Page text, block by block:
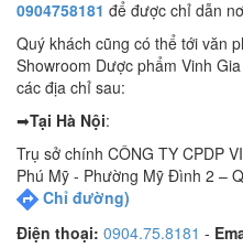
0904758181 để được chỉ dẫn
Quý khách cũng có thể tới văn
Showroom Dược phẩm Vinh
các địa chỉ sau:
➡Tại Hà Nội:
Trụ sở chính CÔNG TY CPDP
Phú Mỹ - Phường Mỹ Đình 2 –
Chỉ đường)
Điện thoại: 0904.75.8181 -